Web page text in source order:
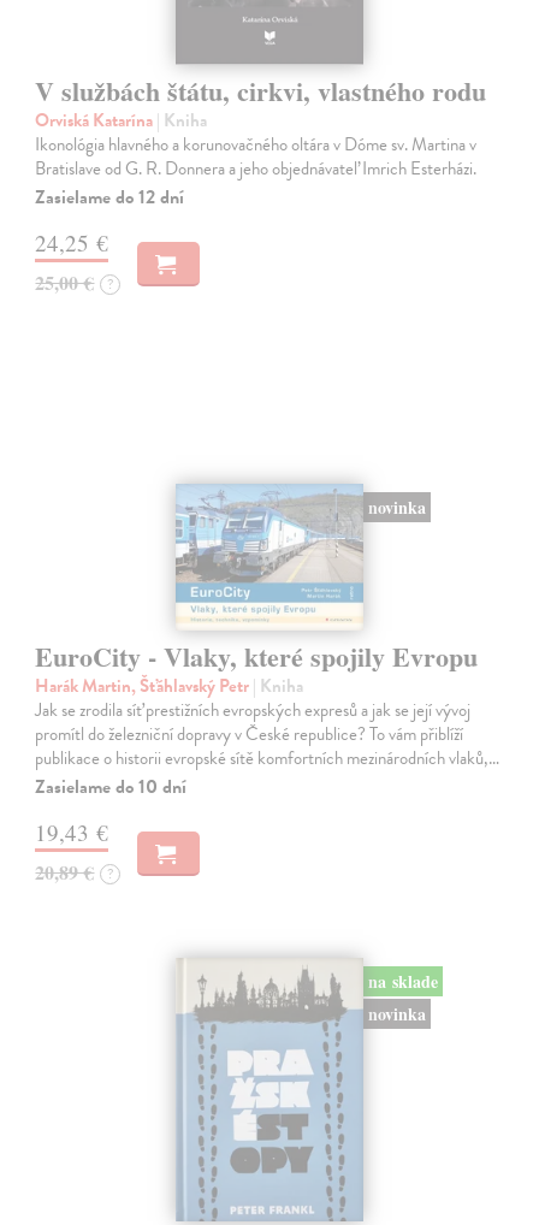
V službách štátu, cirkvi, vlastného rodu
Orviská Katarína| Kniha
Ikonológia hlavného a korunovačného oltára v Dóme sv. Martina v
Bratislave od G. R. Donnera a jeho objednávateľ Imrich Esterházi.
Zasielame do 12 dní
24,25 €
25,00 € ?
novinka
EuroCity - Vlaky, které spojily Evropu
Harák Martin, Šťáhlavský Petr| Kniha
Jak se zrodila síť prestižních evropských expresů a jak se její vývoj
promítl do železniční dopravy v České republice? To vám přiblíží
publikace o historii evropské sítě komfortních mezinárodních vlaků,…
Zasielame do 10 dní
19,43 €
20,89 € ?
na sklade
novinka